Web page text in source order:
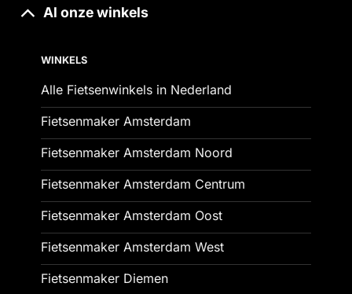
Al onze winkels
WINKELS
Alle Fietsenwinkels in Nederland
Fietsenmaker Amsterdam
Fietsenmaker Amsterdam Noord
Fietsenmaker Amsterdam Centrum
Fietsenmaker Amsterdam Oost
Fietsenmaker Amsterdam West
Fietsenmaker Diemen